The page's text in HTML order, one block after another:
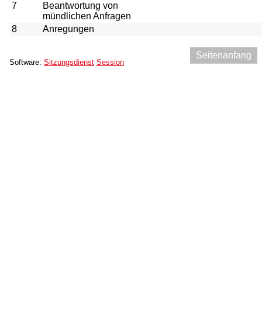
7
Beantwortung von
mündlichen Anfragen
8
Anregungen
Seitenanfang
Software: Sitzungsdienst Session